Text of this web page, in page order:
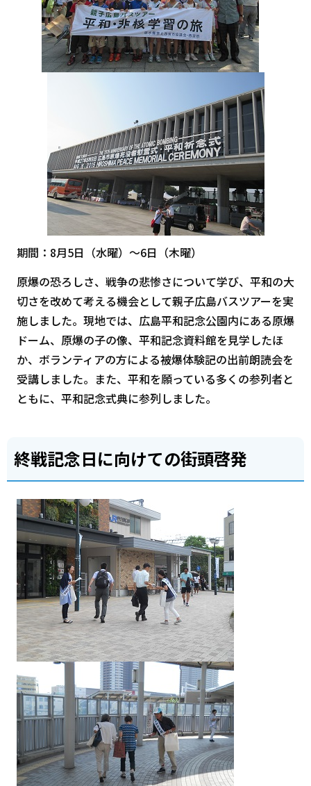
期間：8月5日（水曜）～6日（木曜）
原爆の恐ろしさ、戦争の悲惨さについて学び、平和の大
切さを改めて考える機会として親子広島バスツアーを実
施しました。現地では、広島平和記念公園内にある原爆
ドーム、原爆の子の像、平和記念資料館を見学したほ
か、ボランティアの方による被爆体験記の出前朗読会を
受講しました。また、平和を願っている多くの参列者と
ともに、平和記念式典に参列しました。
終戦記念日に向けての街頭啓発